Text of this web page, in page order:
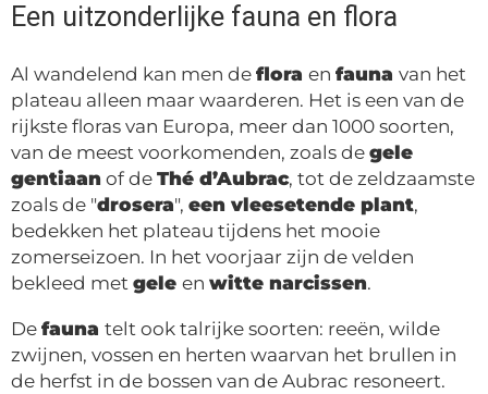
Een uitzonderlijke fauna en flora
Al wandelend kan men de flora en fauna van het
plateau alleen maar waarderen. Het is een van de
rijkste floras van Europa, meer dan 1000 soorten,
van de meest voorkomenden, zoals de gele
gentiaan of de Thé d’Aubrac, tot de zeldzaamste
zoals de "drosera", een vleesetende plant,
bedekken het plateau tijdens het mooie
zomerseizoen. In het voorjaar zijn de velden
bekleed met gele en witte narcissen.
De fauna telt ook talrijke soorten: reeën, wilde
zwijnen, vossen en herten waarvan het brullen in
de herfst in de bossen van de Aubrac resoneert.